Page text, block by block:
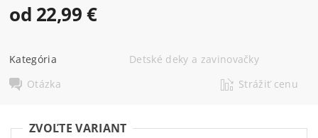
od 22,99 €
Kategória
Detské deky a zavinovačky
Otázka
Strážiť cenu
ZVOĽTE VARIANT